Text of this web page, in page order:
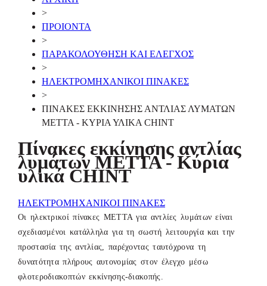
>
ΠΡΟΙΟΝΤΑ
>
ΠΑΡΑΚΟΛΟΥΘΗΣΗ ΚΑΙ ΕΛΕΓΧΟΣ
>
ΗΛΕΚΤΡΟΜΗΧΑΝΙΚΟΙ ΠΙΝΑΚΕΣ
>
ΠΙΝΑΚΕΣ ΕΚΚΙΝΗΣΗΣ ΑΝΤΛΙΑΣ ΛΥΜΑΤΩΝ
ΜΕΤΤΑ - ΚΥΡΙΑ ΥΛΙΚΑ CHINT
Πίνακες εκκίνησης αντλίας
λυμάτων ΜΕΤΤΑ - Κύρια
υλικά CHINT
ΗΛΕΚΤΡΟΜΗΧΑΝΙΚΟΙ ΠΙΝΑΚΕΣ
Οι ηλεκτρικοί πίνακες ΜΕΤΤΑ για αντλίες λυμάτων είναι
σχεδιασμένοι κατάλληλα για τη σωστή λειτουργία και την
προστασία της αντλίας, παρέχοντας ταυτόχρονα τη
δυνατότητα πλήρους αυτονομίας στον έλεγχο μέσω
φλοτεροδιακοπτών εκκίνησης-διακοπής.